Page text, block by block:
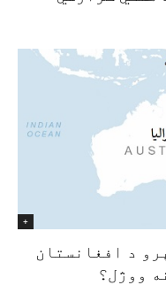
+
د افغانستان
ووژل؟